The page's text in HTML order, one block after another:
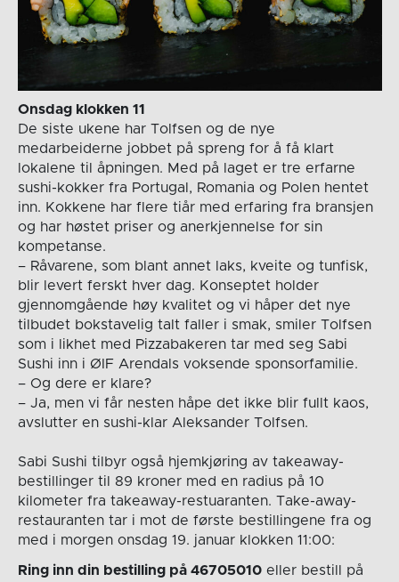
Onsdag klokken 11
De siste ukene har Tolfsen og de nye
medarbeiderne jobbet på spreng for å få klart
lokalene til åpningen. Med på laget er tre erfarne
sushi-kokker fra Portugal, Romania og Polen hentet
inn. Kokkene har flere tiår med erfaring fra bransjen
og har høstet priser og anerkjennelse for sin
kompetanse.
– Råvarene, som blant annet laks, kveite og tunfisk,
blir levert ferskt hver dag. Konseptet holder
gjennomgående høy kvalitet og vi håper det nye
tilbudet bokstavelig talt faller i smak, smiler Tolfsen
som i likhet med Pizzabakeren tar med seg Sabi
Sushi inn i ØIF Arendals voksende sponsorfamilie.
– Og dere er klare?
– Ja, men vi får nesten håpe det ikke blir fullt kaos,
avslutter en sushi-klar Aleksander Tolfsen.
Sabi Sushi tilbyr også hjemkjøring av takeaway-
bestillinger til 89 kroner med en radius på 10
kilometer fra takeaway-restuaranten. Take-away-
restauranten tar i mot de første bestillingene fra og
med i morgen onsdag 19. januar klokken 11:00:
Ring inn din bestilling på 46705010eller bestill på